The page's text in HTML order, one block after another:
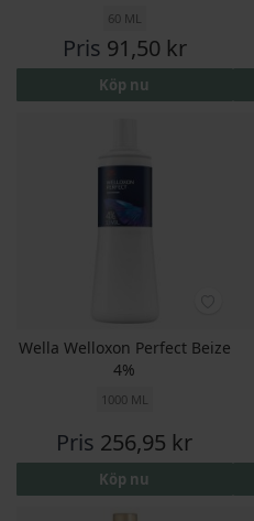
60 ML
Pris 91,50 kr
Köp nu
Wella Welloxon Perfect Beize
4%
1000 ML
Pris 256,95 kr
Köp nu